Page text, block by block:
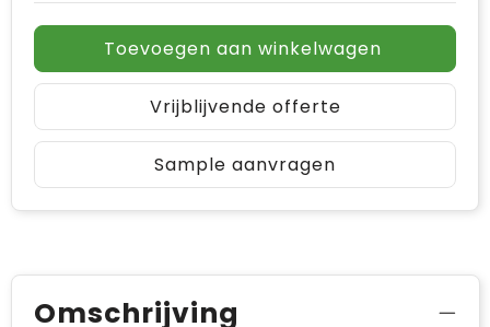
Toevoegen aan winkelwagen
Vrijblijvende offerte
Sample aanvragen
Omschrijving